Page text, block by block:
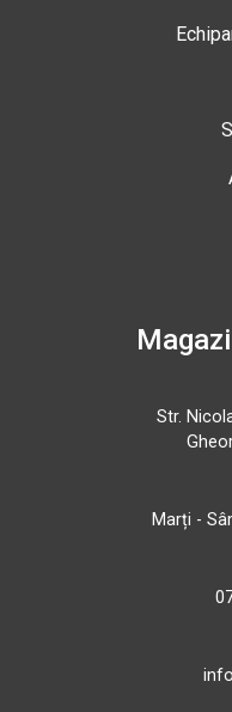
Str.
Marți -